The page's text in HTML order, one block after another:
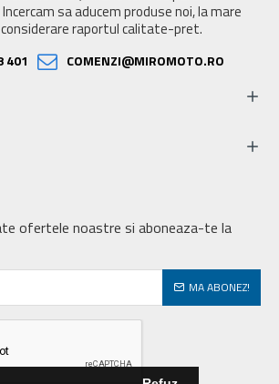
sa aducem produse noi, la mare
raportul calitate-pret.
401
COMENZI@MIROMOTO.RO
ofertele noastre si aboneaza-te la
MA ABONEZ!